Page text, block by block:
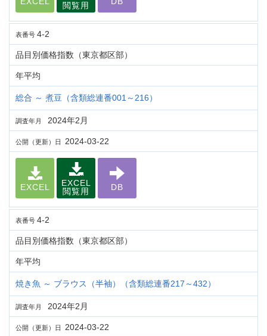
閲覧用
表番号 4-2
品目別価格指数（東京都区部）
年平均
総合 ～ 煮豆（含類総連番001～216）
調査年月 2024年2月
公開（更新）日 2024-03-22
EXCEL
EXCEL
閲覧用
DB
表番号 4-2
品目別価格指数（東京都区部）
年平均
焼き魚 ～ ブラウス（半袖）（含類総連番217～432）
調査年月 2024年2月
公開（更新）日 2024-03-22